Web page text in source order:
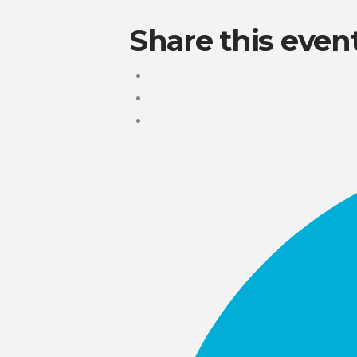
Share this